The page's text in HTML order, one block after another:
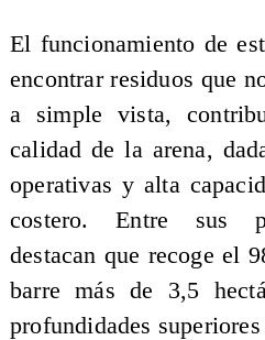
El funcionamiento de
encontrar residuos que
a simple vista,
calidad de la arena,
operativas y alta
costero. Entre sus
destacan que recoge el
barre más de 3,5
profundidades